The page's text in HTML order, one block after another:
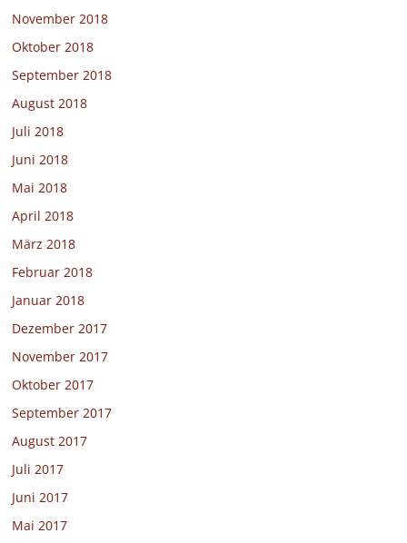
November 2018
Oktober 2018
September 2018
August 2018
Juli 2018
Juni 2018
Mai 2018
April 2018
März 2018
Februar 2018
Januar 2018
Dezember 2017
November 2017
Oktober 2017
September 2017
August 2017
Juli 2017
Juni 2017
Mai 2017